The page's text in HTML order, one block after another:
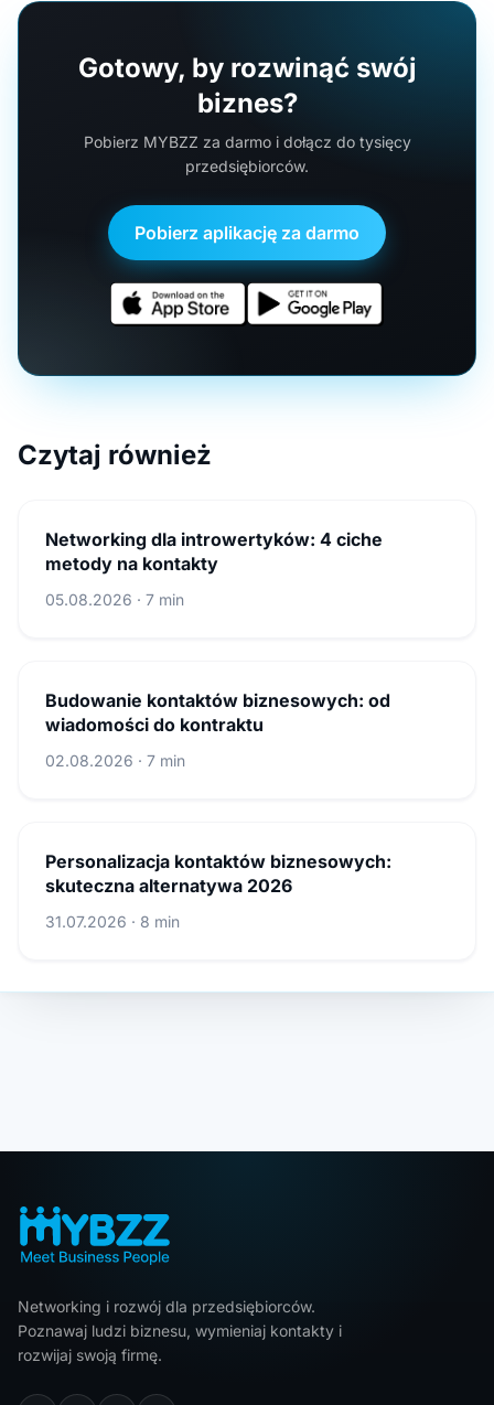
Gotowy, by rozwinąć swój
biznes?
Pobierz MYBZZ za darmo i dołącz do tysięcy
przedsiębiorców.
Pobierz aplikację za darmo
Czytaj również
Networking dla introwertyków: 4 ciche
metody na kontakty
05.08.2026 · 7 min
Budowanie kontaktów biznesowych: od
wiadomości do kontraktu
02.08.2026 · 7 min
Personalizacja kontaktów biznesowych:
skuteczna alternatywa 2026
31.07.2026 · 8 min
Networking i rozwój dla przedsiębiorców.
Poznawaj ludzi biznesu, wymieniaj kontakty i
rozwijaj swoją firmę.